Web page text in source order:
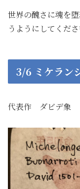
世界の醜さに魂を
うようにしてくださ
3/6 ミケラン
代表作 ダビデ象